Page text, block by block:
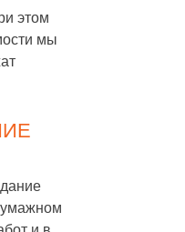
этом
мы